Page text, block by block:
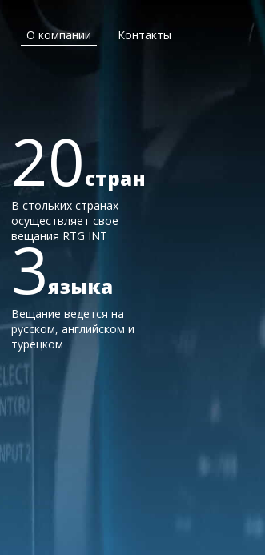
О компании Контакты
20стран
В стольких странах
осуществляет свое
вещания RTG INT
3языка
Вещание ведется на
русском, английском и
турецком